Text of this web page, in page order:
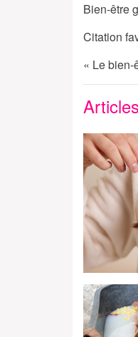
Bien-être
Citation
« Le bien-